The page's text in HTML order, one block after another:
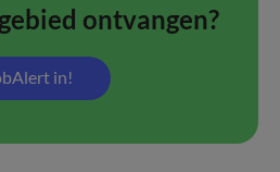
ontvangen?
in!